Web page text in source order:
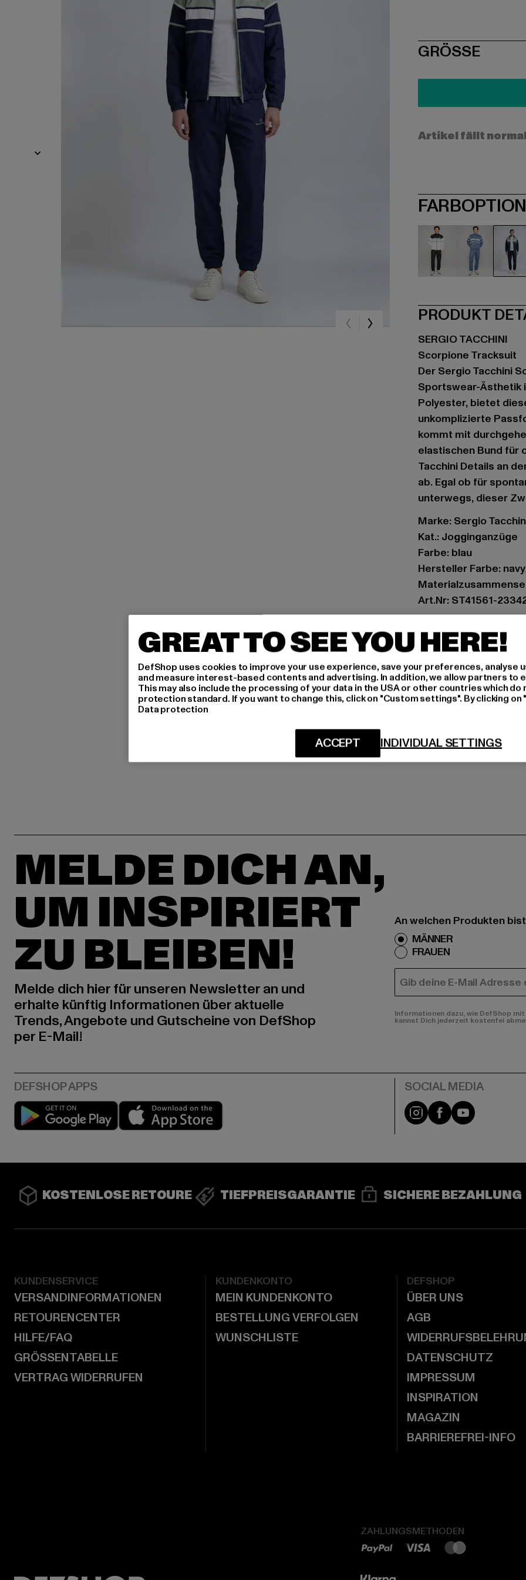
SIZE
GRÖSSE
Artikel fällt
PRODUKT
SERGIO TACCHINI
Scorpione Tracksuit
Der Sergio Tacchini
Sportswear-Ästhetik
Polyester, bietet
unkomplizierte
kommt mit
elastischen Bund für
Tacchini Details an
ab. Egal ob für
unterwegs, dieser
Marke: Sergio
Kat.: Jogginganzüge
Farbe: blau
Hersteller Farbe:
Art.Nr: ST41561-
Hersteller: Movin
RN8 Quartier
GRÖSSE
LIEFERUNG &
MELDE DICH AN,
UM INSPIRIERT
ZU BLEIBEN!
Melde dich hier für unseren Newsletter an und
erhalte künftig Informationen über aktuelle
Trends, Angebote und Gutscheine von DefShop
per E-Mail!
An welchen Produkten
MÄNNER
FRAUEN
E-MAIL
Informationen dazu, wie DefShop
kannst Dich jederzeit kostenfei
Play market Instagram
FacebookYouTube
KOSTENLOSE RETOURE TIEFPREISGARANTIE SICHERE BEZAHLUNG
KUNDENSERVICE
VERSANDINFORMATIONEN
RETOURENCENTER
HILFE/FAQ
GRÖSSENTABELLE
VERTRAG WIDERRUFEN
KUNDENKONTO
MEIN KUNDENKONTO
BESTELLUNG VERFOLGEN
WUNSCHLISTE
DEFSHOP
ÜBER UNS
AGB
DATENSCHUTZ
IMPRESSUM
INSPIRATION
MAGAZIN
BARRIEREFREI-INFO
ZAHLUNGSMETHODEN
GREAT TO SEE YOU HERE!
DefShop uses cookies to improve your use experience, save your preferences, analyse
and measure interest-based contents and advertising. In addition, we allow partners to
This may also include the processing of your data in the USA or other countries which do
protection standard. If you want to change this, click on "Custom settings". By clicking
Data protection
INDIVIDUAL SETTINGS
ACCEPT